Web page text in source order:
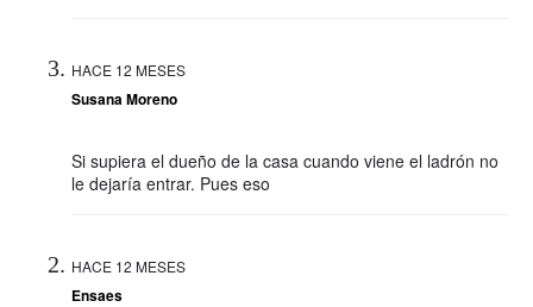
HACE 12 MESES
Susana Moreno
Si supiera el dueño de la casa cuando viene el ladrón no
le dejaría entrar. Pues eso
HACE 12 MESES
Ensaes